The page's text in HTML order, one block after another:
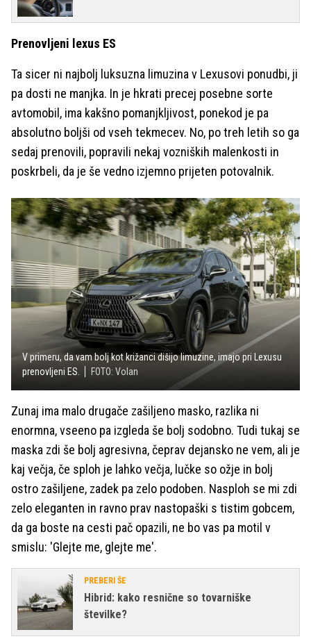
Prenovljeni lexus ES
Ta sicer ni najbolj luksuzna limuzina v Lexusovi ponudbi, ji
pa dosti ne manjka. In je hkrati precej posebne sorte
avtomobil, ima kakšno pomanjkljivost, ponekod je pa
absolutno boljši od vseh tekmecev. No, po treh letih so ga
sedaj prenovili, popravili nekaj vozniških malenkosti in
poskrbeli, da je še vedno izjemno prijeten potovalnik.
V primeru, da vam bolj kot križanci dišijo limuzine, imajo pri Lexusu
prenovljeni ES.
FOTO: Volan
Zunaj ima malo drugače zašiljeno masko, razlika ni
enormna, vseeno pa izgleda še bolj sodobno. Tudi tukaj se
maska zdi še bolj agresivna, čeprav dejansko ne vem, ali je
kaj večja, če sploh je lahko večja, lučke so ožje in bolj
ostro zašiljene, zadek pa zelo podoben. Nasploh se mi zdi
zelo eleganten in ravno prav nastopaški s tistim gobcem,
da ga boste na cesti pač opazili, ne bo vas pa motil v
smislu: 'Glejte me, glejte me'.
PREBERI ŠE
Hibrid: kako resnične so tovarniške
številke?